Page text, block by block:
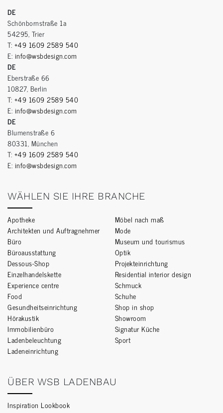
DE
Schönbornstraße 1a
54295, Trier
T: +49 1609 2589 540
E: info@wsbdesign.com
DE
Eberstraße 66
10827, Berlin
T: +49 1609 2589 540
E: info@wsbdesign.com
DE
Blumenstraße 6
80331, München
T: +49 1609 2589 540
E: info@wsbdesign.com
WÄHLEN SIE IHRE BRANCHE
Apotheke
Architekten und Auftragnehmer
Büro
Büroausstattung
Dessous-Shop
Einzelhandelskette
Experience centre
Food
Gesundheitseinrichtung
Hörakustik
Immobilienbüro
Ladenbeleuchtung
Ladeneinrichtung
Möbel nach maß
Mode
Museum und tourismus
Optik
Projekteinrichtung
Residential interior design
Schmuck
Schuhe
Shop in shop
Showroom
Signatur Küche
Sport
ÜBER WSB LADENBAU
Inspiration Lookbook